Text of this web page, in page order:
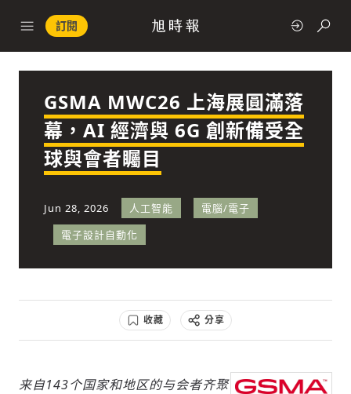
訂閱
快速連結
政治
科技
GSMA MWC26 上海展圓滿落
幕，AI 經濟與 6G 創新備受全
球與會者矚目
Jun 28, 2026 人工智能
電腦/電子
電子設計自動化
收藏 分享
来自143个国家和地区的与会者齐聚